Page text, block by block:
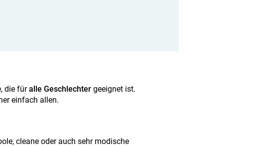
die füralle Geschlechter geeignet ist.
einfach allen.
cleane oder auch sehr modische